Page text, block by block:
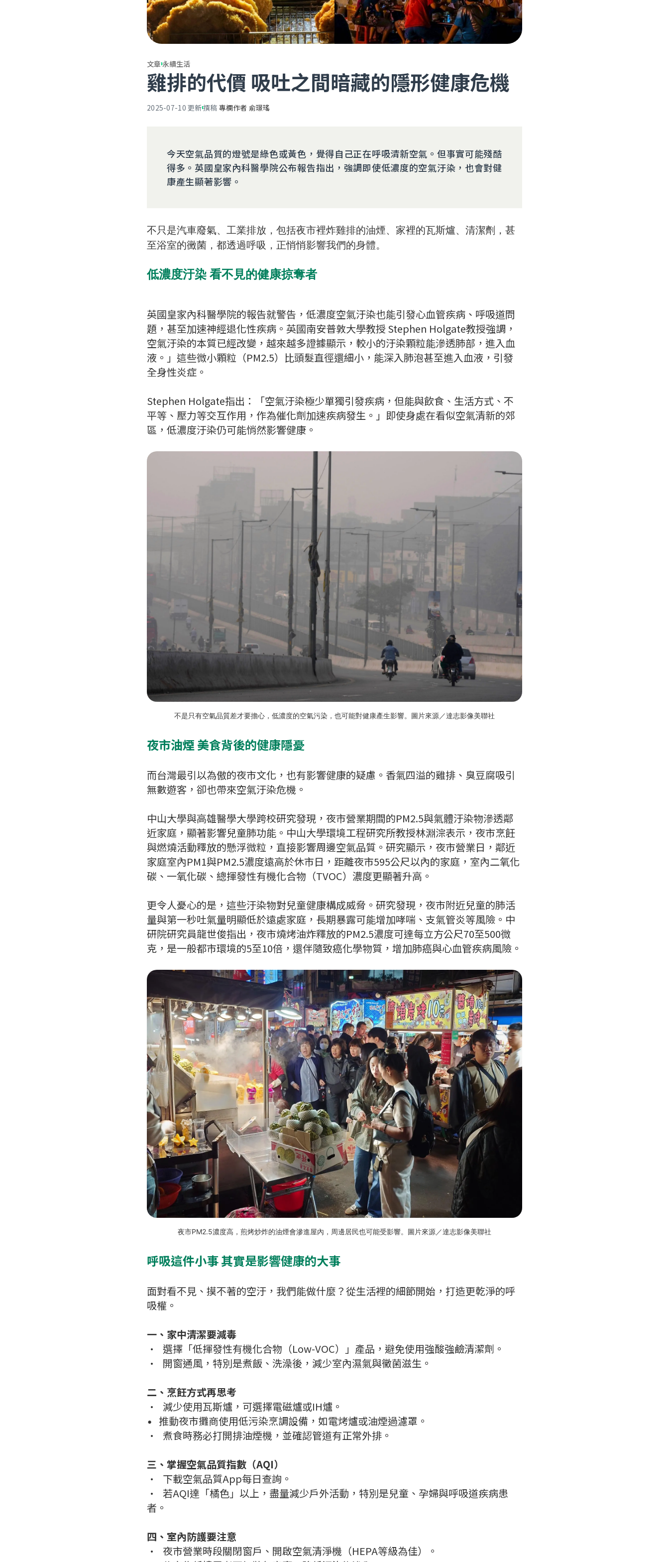
文章永續生活
雞排的代價 吸吐之間暗藏的隱形健康危機
2025-07-10 更新撰稿 專欄作者 俞璟瑤
今天空氣品質的燈號是綠色或黃色，覺得自己正在呼吸清新空氣。但事實可能殘酷
得多。英國皇家內科醫學院公布報告指出，強調即使低濃度的空氣汙染，也會對健
康產生顯著影響。
不只是汽車廢氣、工業排放，包括夜市裡炸雞排的油煙、家裡的瓦斯爐、清潔劑，甚
至浴室的黴菌，都透過呼吸，正悄悄影響我們的身體。
低濃度汙染 看不見的健康掠奪者
英國皇家內科醫學院的報告就警告，低濃度空氣汙染也能引發心血管疾病、呼吸道問
題，甚至加速神經退化性疾病。英國南安普敦大學教授 Stephen Holgate教授強調，
空氣汙染的本質已經改變，越來越多證據顯示，較小的汙染顆粒能滲透肺部，進入血
液。」這些微小顆粒（PM2.5）比頭髮直徑還細小，能深入肺泡甚至進入血液，引發
全身性炎症。
Stephen Holgate指出：「空氣汙染極少單獨引發疾病，但能與飲食、生活方式、不
平等、壓力等交互作用，作為催化劑加速疾病發生。」即使身處在看似空氣清新的郊
區，低濃度汙染仍可能悄然影響健康。
不是只有空氣品質差才要擔心，低濃度的空氣污染，也可能對健康產生影響。圖片來源／達志影像美聯社
夜市油煙 美食背後的健康隱憂
而台灣最引以為傲的夜市文化，也有影響健康的疑慮。香氣四溢的雞排、臭豆腐吸引
無數遊客，卻也帶來空氣汙染危機。
中山大學與高雄醫學大學跨校研究發現，夜市營業期間的PM2.5與氣體汙染物滲透鄰
近家庭，顯著影響兒童肺功能。中山大學環境工程研究所教授林淵淙表示，夜市烹飪
與燃燒活動釋放的懸浮微粒，直接影響周邊空氣品質。研究顯示，夜市營業日，鄰近
家庭室內PM1與PM2.5濃度遠高於休市日，距離夜市595公尺以內的家庭，室內二氧化
碳、一氧化碳、總揮發性有機化合物（TVOC）濃度更顯著升高。
更令人憂心的是，這些汙染物對兒童健康構成威脅。研究發現，夜市附近兒童的肺活
量與第一秒吐氣量明顯低於遠處家庭，長期暴露可能增加哮喘、支氣管炎等風險。中
研院研究員龍世俊指出，夜市燒烤油炸釋放的PM2.5濃度可達每立方公尺70至500微
克，是一般都市環境的5至10倍，還伴隨致癌化學物質，增加肺癌與心血管疾病風險。
夜市PM2.5濃度高，煎烤炒炸的油煙會滲進屋內，周邊居民也可能受影響。圖片來源／達志影像美聯社
呼吸這件小事 其實是影響健康的大事
面對看不見、摸不著的空汙，我們能做什麼？從生活裡的細節開始，打造更乾淨的呼
吸權。
一、家中清潔要減毒
•
選擇「低揮發性有機化合物（Low-VOC）」產品，避免使用強酸強鹼清潔劑。
•
開窗通風，特別是煮飯、洗澡後，減少室內濕氣與黴菌滋生。
二、烹飪方式再思考
•
減少使用瓦斯爐，可選擇電磁爐或IH爐。
•
推動夜市攤商使用低污染烹調設備，如電烤爐或油煙過濾罩。
•
煮食時務必打開排油煙機，並確認管道有正常外排。
三、掌握空氣品質指數（AQI）
•
下載空氣品質App每日查詢。
•
若AQI達「橘色」以上，盡量減少戶外活動，特別是兒童、孕婦與呼吸道疾病患
者。
四、室內防護要注意
•
夜市營業時段關閉窗戶、開啟空氣清淨機（HEPA等級為佳）。